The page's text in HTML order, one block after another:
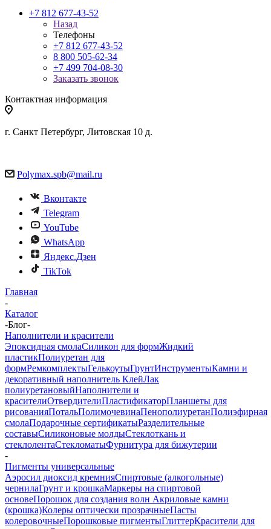
+7 812 677-43-52
Назад
Телефоны
+7 812 677-43-52
8 800 505-62-34
+7 499 704-08-30
Заказать звонок
Контактная информация
г. Санкт Петербург, Литовская 10 д.
Polymax.spb@mail.ru
Вконтакте
Telegram
YouTube
WhatsApp
Яндекс.Дзен
TikTok
Главная
-
Каталог
-Блог-
Наполнители и красители
Эпоксидная смолаСиликон для формЖидкий
пластикПолиуретан для
формРемкомплектыГелькоутыГрунтИнструментыКамни и
декоративный наполнитель КлейЛак
полиуретановыйНаполнители и
красителиОтвердителиПластификаторПланшеты для
рисованияПотальПолимочевинаПенополиуретанПолиэфирная
смолаПодарочные сертификатыРазделительные
составыСиликоновые молдыСтеклоткань и
стеклолентаСтекломатыФурнитура для бижутерии
-
Пигменты универсальные
Аэросил диоксид кремнияСпиртовые (алкогольные)
чернилаГрунт и крошкаМаркеры на спиртовой
основеПорошок для создания волн Акриловые камни
(крошка)Колеры оптически прозрачныеПасты
колеровочныеПорошковые пигментыГлиттерКрасители для